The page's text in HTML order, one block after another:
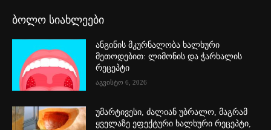
ბოლო სიახლეები
ანგინის მკურნალობა ხალხური
მეთოდებით: ლიმონის და ჭარხალის
რეცეპტი
აგვისტო 6, 2026
უმარტივესი, ძალიან უბრალო, მაგრამ
ყველაზე ეფექტური ხალხური რეცეპტი,